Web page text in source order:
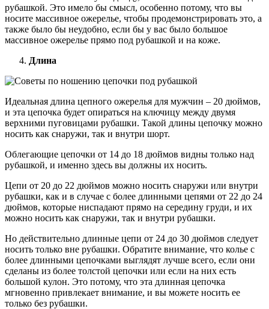
рубашкой. Это имело бы смысл, особенно потому, что вы
носите массивное ожерелье, чтобы продемонстрировать это, а
также было бы неудобно, если бы у вас было большое
массивное ожерелье прямо под рубашкой и на коже.
Длина
Идеальная длина цепного ожерелья для мужчин – 20 дюймов,
и эта цепочка будет опираться на ключицу между двумя
верхними пуговицами рубашки. Такой длины цепочку можно
носить как снаружи, так и внутри шорт.
Облегающие цепочки от 14 до 18 дюймов видны только над
рубашкой, и именно здесь вы должны их носить.
Цепи от 20 до 22 дюймов можно носить снаружи или внутри
рубашки, как и в случае с более длинными цепями от 22 до 24
дюймов, которые ниспадают прямо на середину груди, и их
можно носить как снаружи, так и внутри рубашки.
Но действительно длинные цепи от 24 до 30 дюймов следует
носить только вне рубашки. Обратите внимание, что колье с
более длинными цепочками выглядят лучше всего, если они
сделаны из более толстой цепочки или если на них есть
большой кулон. Это потому, что эта длинная цепочка
мгновенно привлекает внимание, и вы можете носить ее
только без рубашки.